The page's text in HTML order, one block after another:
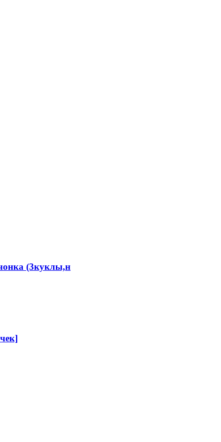
(3куклы,н